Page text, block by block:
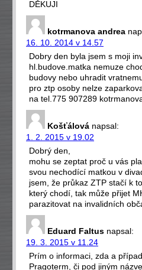
DĚKUJI
kotrmanova andrea
16. 10. 2014 v 14.57
Dobry den byla jsem s moji
hl.budove.matka nemuze
budovy nebo uhradit
pro ztp osoby nelze
na tel.775 907289
Košťálová napsal:
1. 2. 2015 v 19.02
Dobrý den,
mohu se zeptat proč u vás
svou nechodící matkou v
jsem, že průkaz ZTP stačí k
který chodí, tak může přijet
parazitovat na invalidních
Eduard Faltus napsal:
19. 3. 2015 v 11.24
Prím o informaci, zda a
Pragoterm, či pod jiným